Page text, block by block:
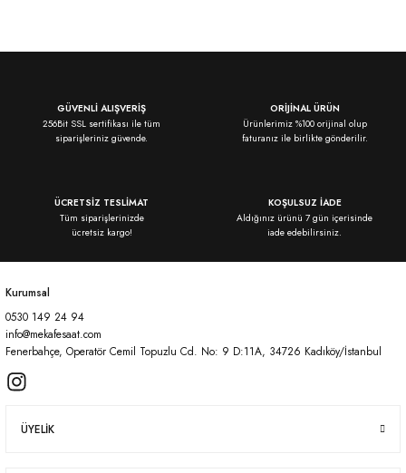
Ürün resmi kalitesiz, bozuk veya görüntülenemiyor.
Ürün açıklamasında eksik bilgiler bulunuyor.
Bu ürüne benzer farklı alternatifler olmalı.
GÜVENLİ ALIŞVERİŞ
256Bit SSL sertifikası ile tüm
siparişleriniz güvende.
ORİJİNAL ÜRÜN
Ürünlerimiz %100 orijinal olup
faturanız ile birlikte gönderilir.
ÜCRETSİZ TESLİMAT
Tüm siparişlerinizde
ücretsiz kargo!
KOŞULSUZ İADE
Aldığınız ürünü 7 gün içerisinde
iade edebilirsiniz.
Kurumsal
0530 149 24 94
info@mekafesaat.com
Fenerbahçe, Operatör Cemil Topuzlu Cd. No: 9 D:11A, 34726 Kadıköy/İstanbul
ÜYELİK